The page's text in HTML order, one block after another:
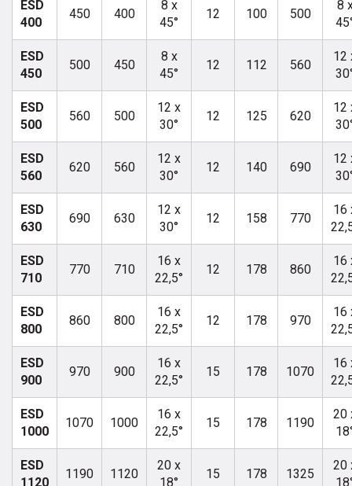
ESD
400
450 400
8 x
45°
12 100 500
8
ESD
450
500 450
8 x
45°
12 112 560
12
ESD
500
560 500
12 x
30°
12 125 620
12
ESD
560
620 560
12 x
30°
12 140 690
12
ESD
630
690 630
12 x
30°
12 158 770
16
ESD
710
770 710
16 x
22,5°
12 178 860
16
ESD
800
860 800
16 x
22,5°
12 178 970
16
ESD
900
970 900
16 x
22,5°
15 178 1070
16
ESD
1000
1070 1000
16 x
22,5°
15 178 1190
20
ESD
1120
1190 1120
20 x
18°
15 178 1325
20